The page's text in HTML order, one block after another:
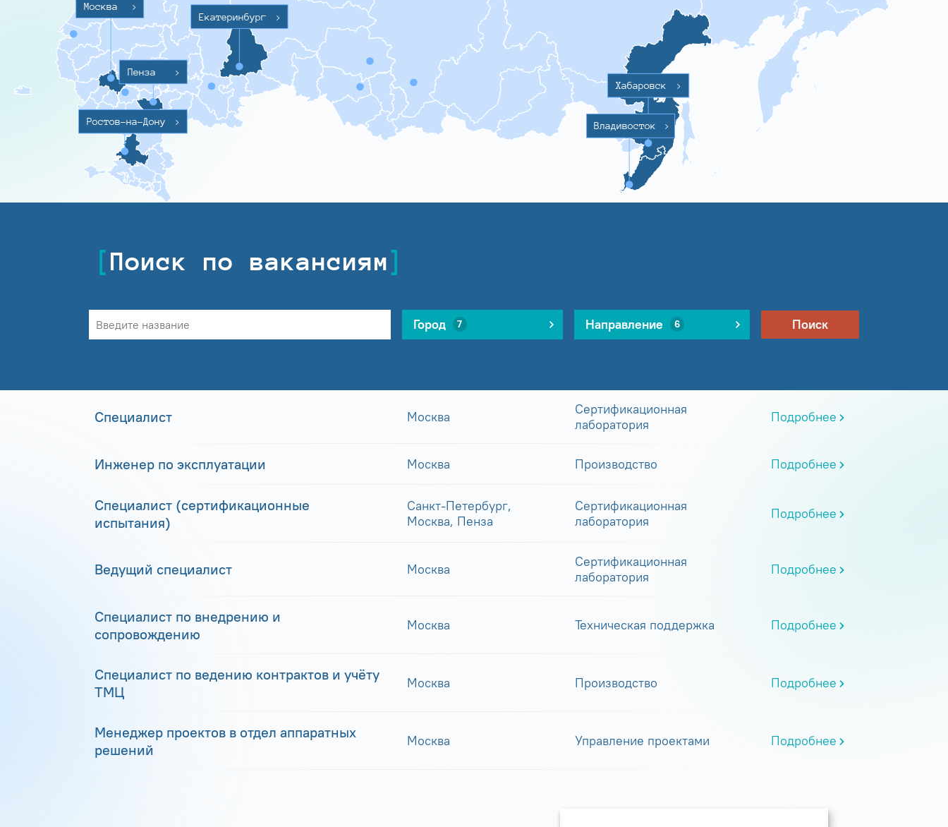
Москва >
Ростов-на-Дону >
Пенза >
Екатеринбург >
Хабаровск >
Владивосток >
Поиск по вакансиям
Город 7 Направление 6 Поиск
Специалист Москва
Сертификационная
лаборатория
Подробнее
Инженер по эксплуатации Москва Производство Подробнее
Специалист (сертификационные
испытания)
Санкт-Петербург,
Москва, Пенза
Сертификационная
лаборатория
Подробнее
Ведущий специалист Москва
Сертификационная
лаборатория
Подробнее
Специалист по внедрению и
сопровождению
Москва Техническая поддержка Подробнее
Специалист по ведению контрактов и учёту
ТМЦ
Москва Производство Подробнее
Менеджер проектов в отдел аппаратных
решений
Москва Управление проектами Подробнее